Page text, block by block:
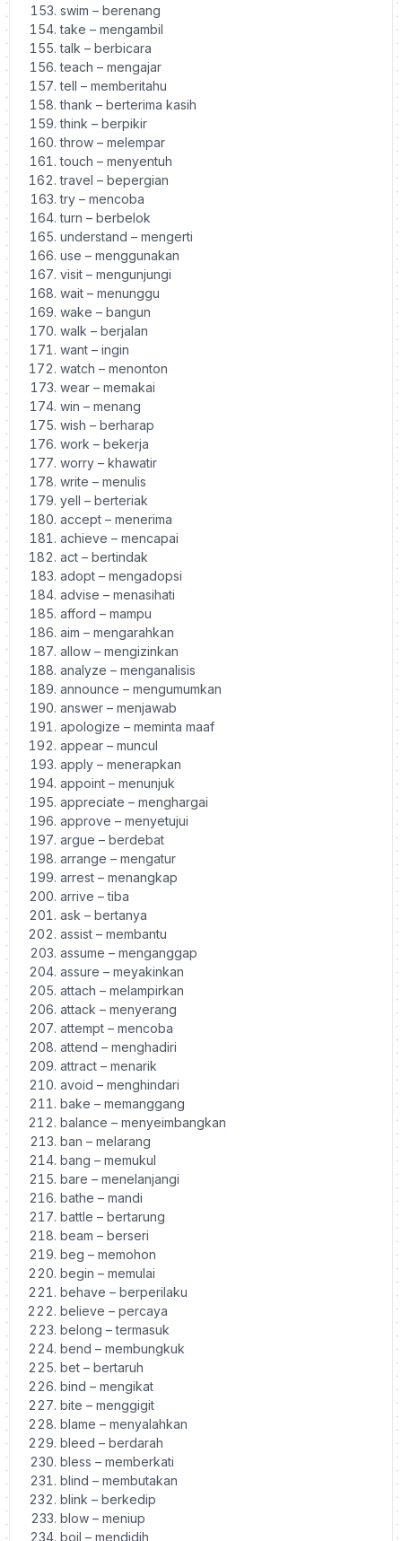
swim – berenang
take – mengambil
talk – berbicara
teach – mengajar
tell – memberitahu
thank – berterima kasih
think – berpikir
throw – melempar
touch – menyentuh
travel – bepergian
try – mencoba
turn – berbelok
understand – mengerti
use – menggunakan
visit – mengunjungi
wait – menunggu
wake – bangun
walk – berjalan
want – ingin
watch – menonton
wear – memakai
win – menang
wish – berharap
work – bekerja
worry – khawatir
write – menulis
yell – berteriak
accept – menerima
achieve – mencapai
act – bertindak
adopt – mengadopsi
advise – menasihati
afford – mampu
aim – mengarahkan
allow – mengizinkan
analyze – menganalisis
announce – mengumumkan
answer – menjawab
apologize – meminta maaf
appear – muncul
apply – menerapkan
appoint – menunjuk
appreciate – menghargai
approve – menyetujui
argue – berdebat
arrange – mengatur
arrest – menangkap
arrive – tiba
ask – bertanya
assist – membantu
assume – menganggap
assure – meyakinkan
attach – melampirkan
attack – menyerang
attempt – mencoba
attend – menghadiri
attract – menarik
avoid – menghindari
bake – memanggang
balance – menyeimbangkan
ban – melarang
bang – memukul
bare – menelanjangi
bathe – mandi
battle – bertarung
beam – berseri
beg – memohon
begin – memulai
behave – berperilaku
believe – percaya
belong – termasuk
bend – membungkuk
bet – bertaruh
bind – mengikat
bite – menggigit
blame – menyalahkan
bleed – berdarah
bless – memberkati
blind – membutakan
blink – berkedip
blow – meniup
boil – mendidih